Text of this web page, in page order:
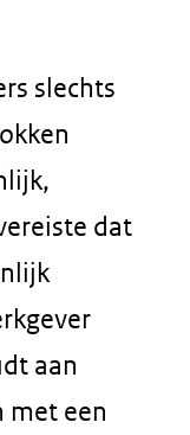
slechts
dat
aan
met een